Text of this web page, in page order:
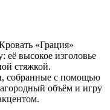
«Грация»
её высокое изголовье
стяжкой.
собранные с помощью
объём и игру